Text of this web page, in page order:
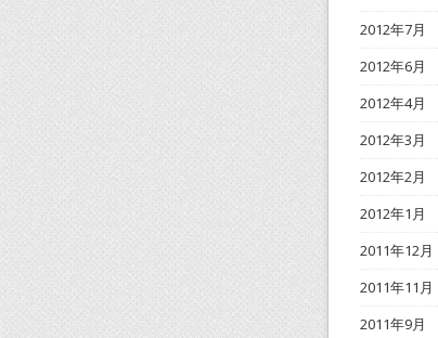
2012年7月
2012年6月
2012年4月
2012年3月
2012年2月
2012年1月
2011年12月
2011年11月
2011年9月